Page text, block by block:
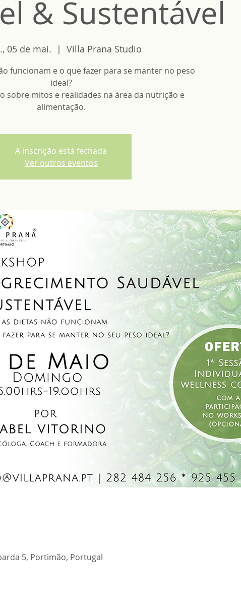
& Sustentável
05 de mai.
  |
Villa Prana Studio
funcionam e o que fazer para se manter no peso
ideal?
sobre mitos e realidades na área da nutrição e
A inscrição está fechada
Ver outros eventos
5, Portimão, Portugal